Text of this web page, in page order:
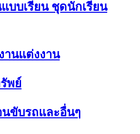
แบบเรียน ชุดนักเรียน
านแต่งงาน
พย์
นขับรถและอื่นๆ